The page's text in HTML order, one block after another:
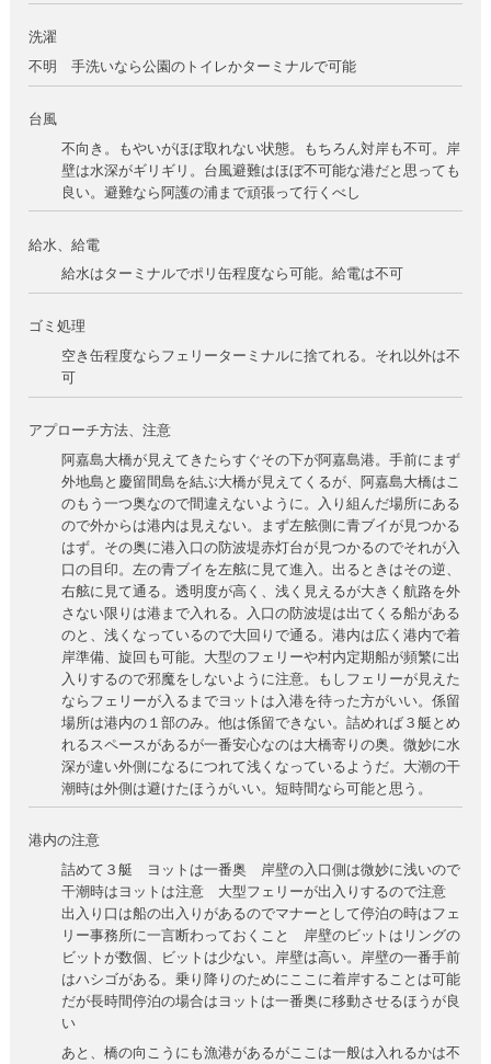
洗濯
不明 手洗いなら公園のトイレかターミナルで可能
台風
不向き。もやいがほぼ取れない状態。もちろん対岸も不可。岸
壁は水深がギリギリ。台風避難はほぼ不可能な港だと思っても
良い。避難なら阿護の浦まで頑張って行くべし
給水、給電
給水はターミナルでポリ缶程度なら可能。給電は不可
ゴミ処理
空き缶程度ならフェリーターミナルに捨てれる。それ以外は不
可
アプローチ方法、注意
阿嘉島大橋が見えてきたらすぐその下が阿嘉島港。手前にまず
外地島と慶留間島を結ぶ大橋が見えてくるが、阿嘉島大橋はこ
のもう一つ奥なので間違えないように。入り組んだ場所にある
ので外からは港内は見えない。まず左舷側に青ブイが見つかる
はず。その奥に港入口の防波堤赤灯台が見つかるのでそれが入
口の目印。左の青ブイを左舷に見て進入。出るときはその逆、
右舷に見て通る。透明度が高く、浅く見えるが大きく航路を外
さない限りは港まで入れる。入口の防波堤は出てくる船がある
のと、浅くなっているので大回りで通る。港内は広く港内で着
岸準備、旋回も可能。大型のフェリーや村内定期船が頻繁に出
入りするので邪魔をしないように注意。もしフェリーが見えた
ならフェリーが入るまでヨットは入港を待った方がいい。係留
場所は港内の１部のみ。他は係留できない。詰めれば３艇とめ
れるスペースがあるが一番安心なのは大橋寄りの奥。微妙に水
深が違い外側になるにつれて浅くなっているようだ。大潮の干
潮時は外側は避けたほうがいい。短時間なら可能と思う。
港内の注意
詰めて３艇 ヨットは一番奥 岸壁の入口側は微妙に浅いので
干潮時はヨットは注意 大型フェリーが出入りするので注意
出入り口は船の出入りがあるのでマナーとして停泊の時はフェ
リー事務所に一言断わっておくこと 岸壁のビットはリングの
ビットが数個、ビットは少ない。岸壁は高い。岸壁の一番手前
はハシゴがある。乗り降りのためにここに着岸することは可能
だが長時間停泊の場合はヨットは一番奥に移動させるほうが良
い
あと、橋の向こうにも漁港があるがここは一般は入れるかは不